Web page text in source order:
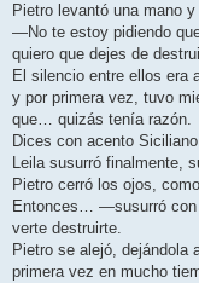
Pietro levantó una mano
—No te estoy pidiendo
quiero que dejes de
El silencio entre ellos era
y por primera vez, tuvo
que… quizás tenía razón.
Dices con acento
Leila susurró finalmente,
Pietro cerró los ojos,
Entonces… —susurró con
verte destruirte.
Pietro se alejó,
primera vez en mucho